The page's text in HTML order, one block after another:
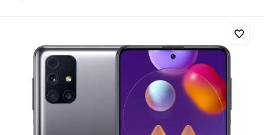
в корзину
Оплачивайте сегодня только
25% картой любого банка